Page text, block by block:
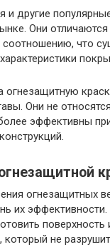
и другие
Они
что
огнезащитную
Они не
эффективны
огнезащитных
их
поверхность
не